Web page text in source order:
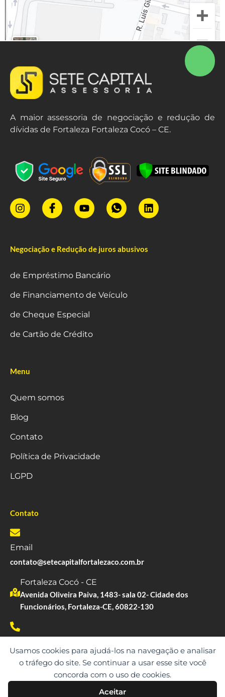
Usamos cookies para ajudá-los na navegação e analisar
o tráfego do site. Se continuar a usar esse site você
concorda com o uso de cookies.
Aceitar
A maior assessoria de negociação e redução de
dívidas de Fortaleza Fortaleza Cocó – CE.
Negociação e Redução de juros abusivos
de Empréstimo Bancário
de Financiamento de Veículo
de Cheque Especial
de Cartão de Crédito
Menu
Quem somos
Blog
Contato
Política de Privacidade
LGPD
Contato
Email
contato@setecapitalfortalezaco.com.br
Fortaleza Cocó - CE
Avenida Oliveira Paiva, 1483- sala 02- Cidade dos
Funcionários, Fortaleza-CE, 60822-130
(85)99128-0305